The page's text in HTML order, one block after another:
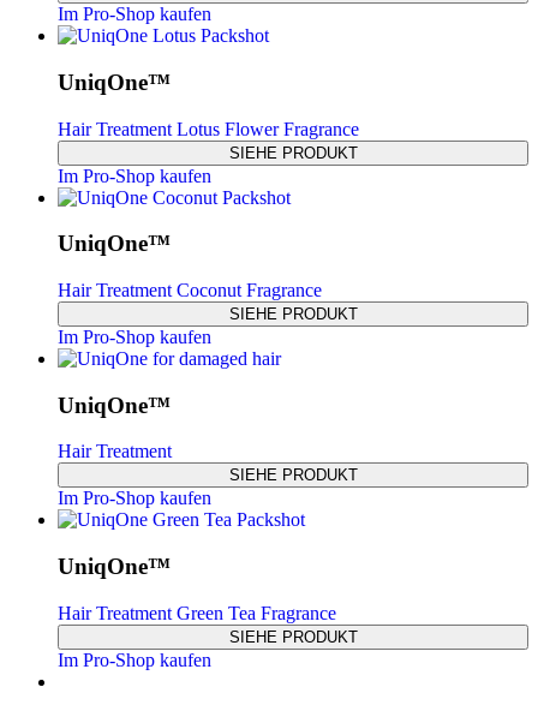
Im Pro-Shop kaufen
UniqOne™
Hair Treatment Lotus Flower Fragrance
SIEHE PRODUKT
Im Pro-Shop kaufen
UniqOne™
Hair Treatment Coconut Fragrance
SIEHE PRODUKT
Im Pro-Shop kaufen
UniqOne™
Hair Treatment
SIEHE PRODUKT
Im Pro-Shop kaufen
UniqOne™
Hair Treatment Green Tea Fragrance
SIEHE PRODUKT
Im Pro-Shop kaufen